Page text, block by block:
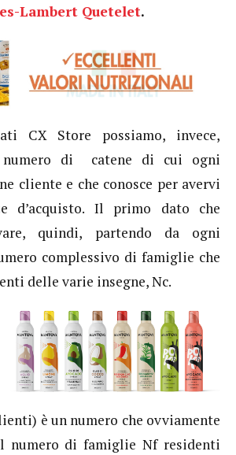
Lambert Quetelet.
CX Store possiamo, invece,
numero di catene di cui ogni
cliente e che conosce per avervi
d’acquisto. Il primo dato che
quindi, partendo da ogni
complessivo di famiglie che
delle varie insegne, Nc.
è un numero che ovviamente
numero di famiglie Nf residenti